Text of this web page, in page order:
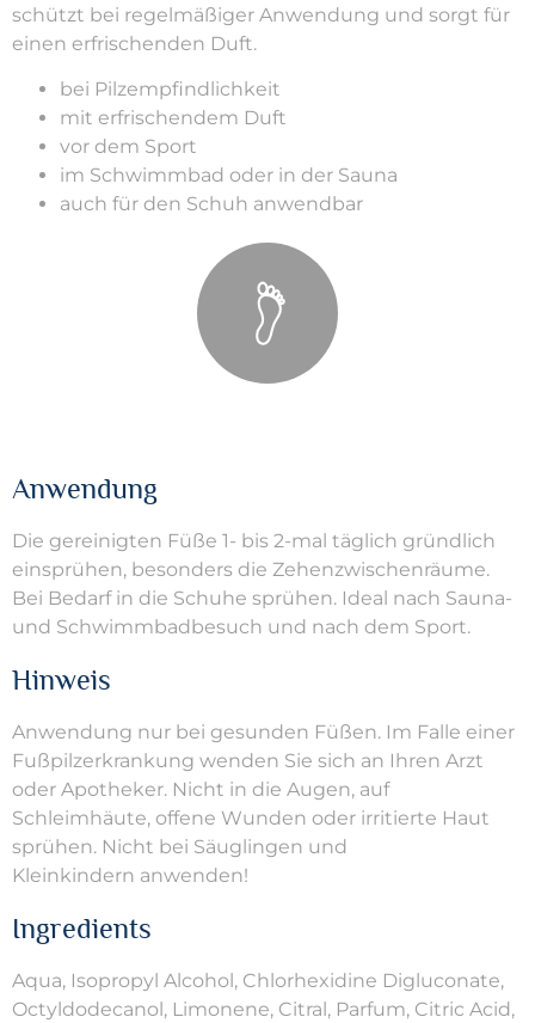
schützt bei regelmäßiger Anwendung und sorgt für
einen erfrischenden Duft.
bei Pilzempfindlichkeit
mit erfrischendem Duft
vor dem Sport
im Schwimmbad oder in der Sauna
auch für den Schuh anwendbar
Anwendung
Die gereinigten Füße 1- bis 2-mal täglich gründlich
einsprühen, besonders die Zehenzwischenräume.
Bei Bedarf in die Schuhe sprühen. Ideal nach Sauna-
und Schwimmbadbesuch und nach dem Sport.
Hinweis
Anwendung nur bei gesunden Füßen. Im Falle einer
Fußpilzerkrankung wenden Sie sich an Ihren Arzt
oder Apotheker. Nicht in die Augen, auf
Schleimhäute, offene Wunden oder irritierte Haut
sprühen. Nicht bei Säuglingen und
Kleinkindern anwenden!
Ingredients
Aqua, Isopropyl Alcohol, Chlorhexidine Digluconate,
Octyldodecanol, Limonene, Citral, Parfum, Citric Acid,